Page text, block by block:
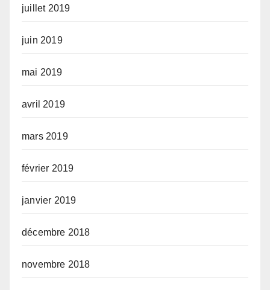
juillet 2019
juin 2019
mai 2019
avril 2019
mars 2019
février 2019
janvier 2019
décembre 2018
novembre 2018